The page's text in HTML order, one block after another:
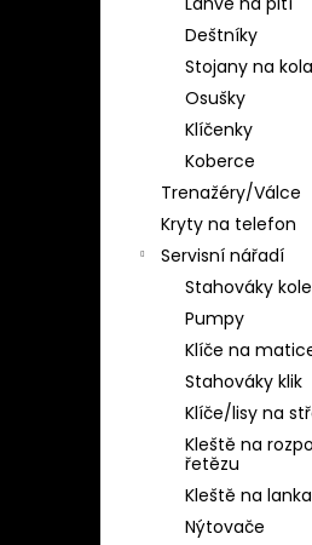
Deštníky
Stojany na kola
Osušky
Klíčenky
Koberce
Trenažéry/Válce
Kryty na telefon
Servisní nářadí
Stahováky
Pumpy
Klíče na
Stahováky klik
Klíče/lisy na
Kleště na
řetězu
Kleště na lanka
Nýtovače